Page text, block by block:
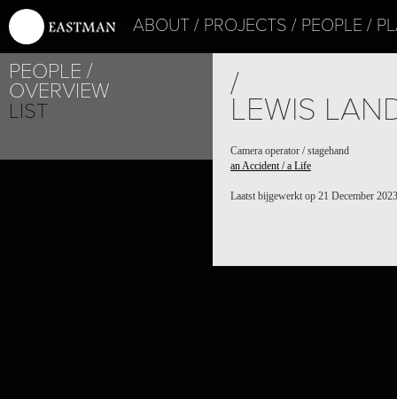
ABOUT PROJECTS PEOPLE
PEOPLE
OVERVIEW
LIST
/
LEWIS
Camera operator / stagehand
an Accident / a Life
Laatst bijgewerkt op 21 December 2023